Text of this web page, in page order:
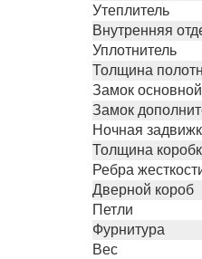
Утеплитель
Внутренняя
Уплотнитель
Толщина
Замок основной
Замок
Ночная
Толщина
Ребра
Дверной короб
Петли
Фурнитура
Вес